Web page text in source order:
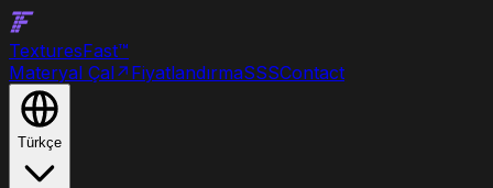
TexturesFast™
Materyal Çal↗ FiyatlandırmaSSSContact
Türkçe